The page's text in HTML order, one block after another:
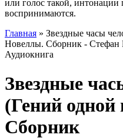
или голос такой, интонации
воспринимаются.
Главная » Звездные часы
Новеллы. Сборник - Стефан
Аудиокнига
Звездные
(Гений
Сборник